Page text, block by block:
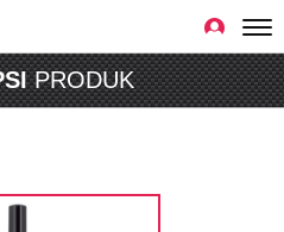
PRODUK